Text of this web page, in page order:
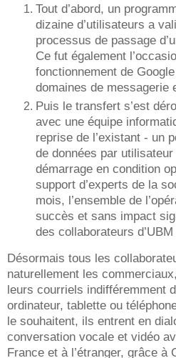
Tout d’abord, un
dizaine d’utilisateurs a
processus de passage
Ce fut également
fonctionnement de
domaines de messagerie
Puis le transfert s’est
avec une équipe
reprise de l’existant - un
de données par
démarrage en condition
support d’experts de la
mois, l’ensemble de
succès et sans impact
des collaborateurs
Désormais tous les
naturellement les
leurs courriels indifféremment
ordinateur, tablette ou
le souhaitent, ils entrent en
conversation vocale et vidéo
France et à l’étranger, grâce à